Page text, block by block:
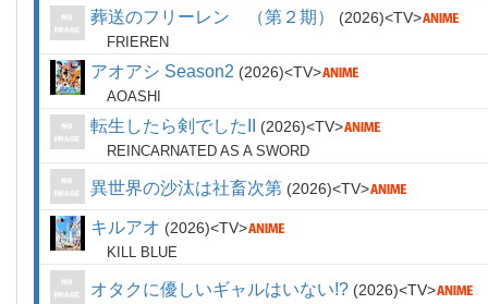
葬送のフリーレン （第２期） 2026 TV
FRIEREN
アオアシ Season2 2026 TV
AOASHI
転生したら剣でしたII 2026 TV
REINCARNATED AS A SWORD
異世界の沙汰は社畜次第 2026 TV
キルアオ 2026 TV
KILL BLUE
オタクに優しいギャルはいない!? 2026 TV